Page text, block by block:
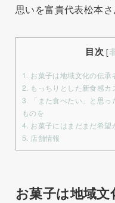
思いを富貴代表松本さ
目次 [
1.
お菓子は地域文化の伝承
2.
もっちりとした新食感
3.
「また食べたい」と思っ
ものを
4. お菓子にはまだまだ希望
5. 店舗情報
お菓子は地域文